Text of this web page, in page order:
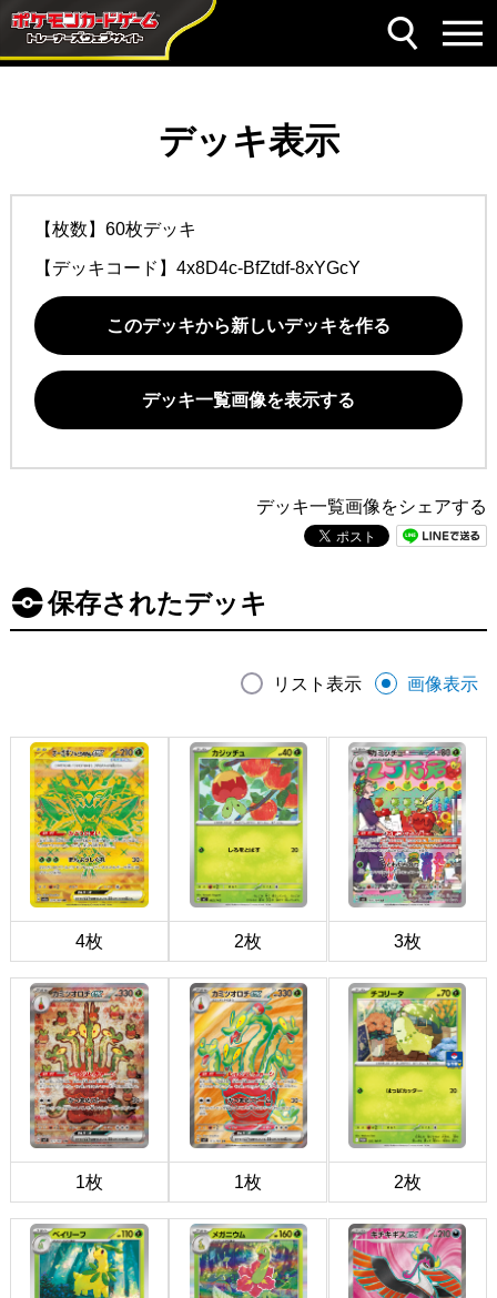
デッキ表示
【枚数】60枚デッキ
【デッキコード】 4x8D4c-BfZtdf-8xYGcY
このデッキから新しいデッキを作る
デッキ一覧画像を表示する
デッキ一覧画像をシェアする
保存されたデッキ
リスト表示 画像表示
4枚 2枚 3枚
1枚 1枚 2枚